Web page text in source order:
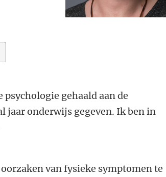
gehaald aan de
jaar onderwijs gegeven. Ik ben in
van fysieke symptomen te